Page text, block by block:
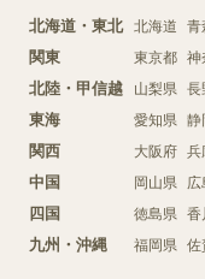
北海道・東北 北海道 青
関東 東京都 神
北陸・甲信越 山梨県 長
東海 愛知県 静
関西 大阪府 兵
中国 岡山県 広
四国 徳島県 香
九州・沖縄 福岡県 佐